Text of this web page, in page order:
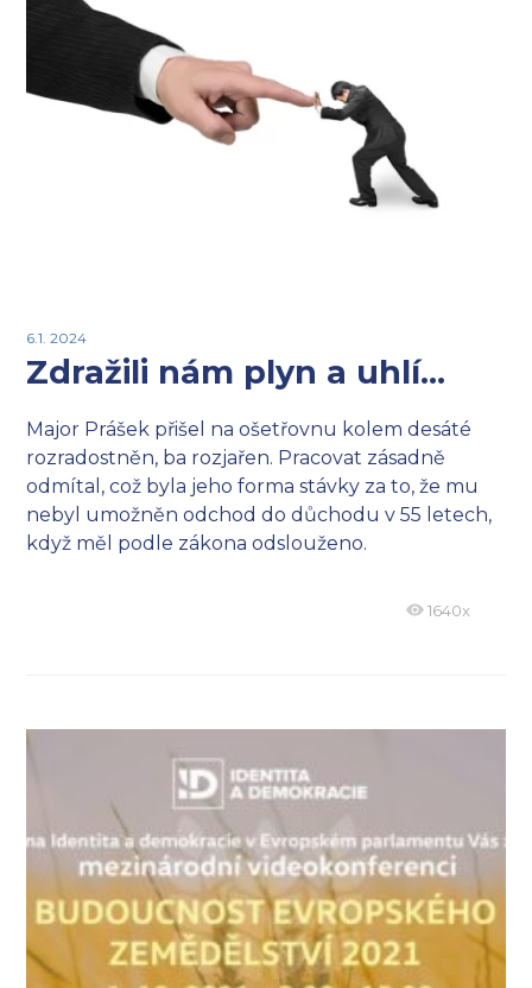
6.1. 2024
Zdražili nám plyn a uhlí…
Major Prášek přišel na ošetřovnu kolem desáté
rozradostněn, ba rozjařen. Pracovat zásadně
odmítal, což byla jeho forma stávky za to, že mu
nebyl umožněn odchod do důchodu v 55 letech,
když měl podle zákona odslouženo.
1640x